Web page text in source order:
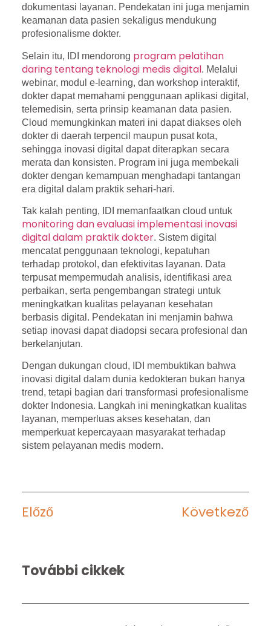
dokumentasi layanan. Pendekatan ini juga menjamin
keamanan data pasien sekaligus mendukung
profesionalisme dokter.
Selain itu, IDI mendorong program pelatihan
daring tentang teknologi medis digital. Melalui
webinar, modul e-learning, dan workshop interaktif,
dokter dapat memahami penggunaan aplikasi digital,
telemedisin, serta prinsip keamanan data pasien.
Cloud memungkinkan materi ini dapat diakses oleh
dokter di daerah terpencil maupun pusat kota,
sehingga inovasi digital dapat diterapkan secara
merata dan konsisten. Program ini juga membekali
dokter dengan kemampuan menghadapi tantangan
era digital dalam praktik sehari-hari.
Tak kalah penting, IDI memanfaatkan cloud untuk
monitoring dan evaluasi implementasi inovasi
digital dalam praktik dokter. Sistem digital
mencatat penggunaan teknologi, kepatuhan
terhadap protokol, dan efektivitas layanan. Data
terpusat mempermudah analisis, identifikasi area
perbaikan, serta pengembangan strategi untuk
meningkatkan kualitas pelayanan kesehatan
berbasis digital. Pendekatan ini menjamin bahwa
setiap inovasi dapat diadopsi secara profesional dan
berkelanjutan.
Dengan dukungan cloud, IDI membuktikan bahwa
inovasi digital dalam dunia kedokteran bukan hanya
trend, tetapi bagian dari transformasi profesionalisme
dokter Indonesia. Langkah ini meningkatkan kualitas
layanan, memperluas akses kesehatan, dan
memperkuat kepercayaan masyarakat terhadap
sistem pelayanan medis modern.
Előző Következő
További cikkek